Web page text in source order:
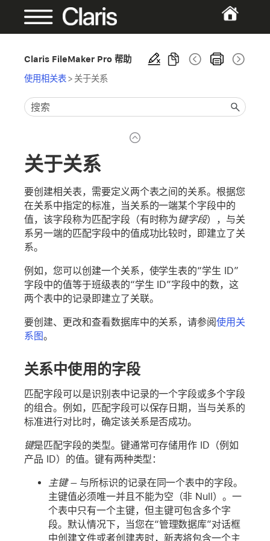
Claris FileMaker Pro 帮助
使用相关表> 关于关系
关于关系
要创建相关表，需要定义两个表之间的关系。根据您
在关系中指定的标准，当关系的一端某个字段中的
值，该字段称为匹配字段（有时称为键字段），与关
系另一端的匹配字段中的值成功比较时，即建立了关
系。
例如，您可以创建一个关系，使学生表的“学生 ID”
字段中的值等于班级表的“学生 ID”字段中的数，这
两个表中的记录即建立了关联。
要创建、更改和查看数据库中的关系，请参阅使用关
系图。
关系中使用的字段
匹配字段可以是识别表中记录的一个字段或多个字段
的组合。例如，匹配字段可以保存日期，当与关系的
标准进行对比时，确定该关系是否成功。
键是匹配字段的类型。键通常可存储用作 ID（例如
产品 ID）的值。键有两种类型：
主键 – 与所标识的记录在同一个表中的字段。
主键值必须唯一并且不能为空（非 Null）。一
个表中只有一个主键，但主键可包含多个字
段。默认情况下，当您在“管理数据库”对话框
中创建文件或者创建表时，新表将包含一个主